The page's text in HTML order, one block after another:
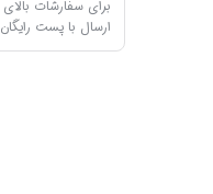
ارسال با پست رایگان